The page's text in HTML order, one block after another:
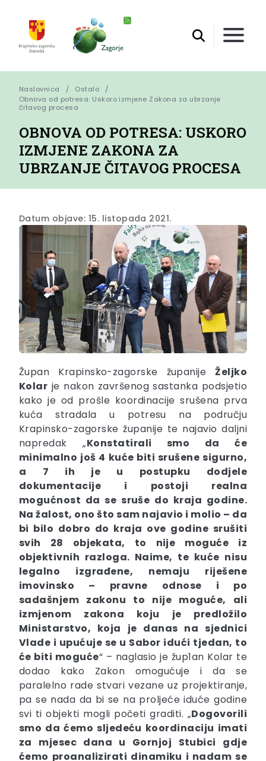
Naslovnica
Ostalo
Obnova od potresa: Uskoro izmjene Zakona za ubrzanje
čitavog procesa
OBNOVA OD POTRESA: USKORO
IZMJENE ZAKONA ZA
UBRZANJE ČITAVOG PROCESA
Datum objave: 15. listopada 2021.
Župan Krapinsko-zagorske županijeŽeljko
Kolar je nakon završenog sastanka podsjetio
kako je od prošle koordinacije srušena prva
kuća stradala u potresu na području
Krapinsko-zagorske županije te najavio daljni
napredak „Konstatirali smo da će
minimalno još 4 kuće biti srušene sigurno,
a 7 ih je u postupku dodjele
dokumentacije i postoji realna
mogućnost da se sruše do kraja godine.
Na žalost, ono što sam najavio i molio – da
bi bilo dobro do kraja ove godine srušiti
svih 28 objekata, to nije moguće iz
objektivnih razloga. Naime, te kuće nisu
legalno izgrađene, nemaju riješene
imovinsko – pravne odnose i po
sadašnjem zakonu to nije moguće, ali
izmjenom zakona koju je predložilo
Ministarstvo, koja je danas na sjednici
Vlade i upućuje se u Sabor idući tjedan, to
će biti moguće“ – naglasio je žup1an Kolar te
dodao kako Zakon omogućuje i da se
paralelno rade stvari vezane uz projektiranje,
pa se nada da bi se na proljeće iduće godine
svi ti objekti mogli početi graditi. „Dogovorili
smo da ćemo sljedeću koordinaciju imati
za mjesec dana u Gornjoj Stubici gdje
ćemo proanalizirati dinamiku i nadam se